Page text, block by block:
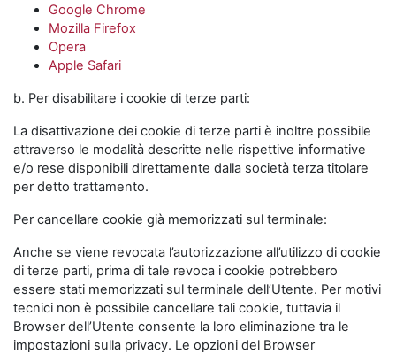
Google Chrome
Mozilla Firefox
Opera
Apple Safari
b. Per disabilitare i cookie di terze parti:
La disattivazione dei cookie di terze parti è inoltre possibile
attraverso le modalità descritte nelle rispettive informative
e/o rese disponibili direttamente dalla società terza titolare
per detto trattamento.
Per cancellare cookie già memorizzati sul terminale:
Anche se viene revocata l’autorizzazione all’utilizzo di cookie
di terze parti, prima di tale revoca i cookie potrebbero
essere stati memorizzati sul terminale dell’Utente. Per motivi
tecnici non è possibile cancellare tali cookie, tuttavia il
Browser dell’Utente consente la loro eliminazione tra le
impostazioni sulla privacy. Le opzioni del Browser